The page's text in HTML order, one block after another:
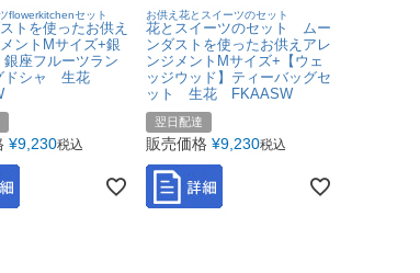
flowerkitchenセット
トを使ったお供え
ントMサイズ+銀
銀座フルーツラン
ドシャ 生花
¥9,230税込
お供え花とスイーツのセット
花とスイーツのセット ムー
ンダストを使ったお供えアレ
ンジメントMサイズ+【ウェ
ッジウッド】ティーバッグセ
ット 生花 FKAASW
翌日配達
販売価格 ¥9,230税込